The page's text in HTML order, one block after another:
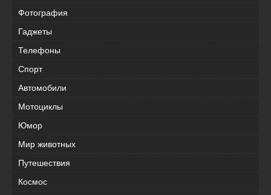
Фотография
Гаджеты
Телефоны
Спорт
Автомобили
Мотоциклы
Юмор
Мир животных
Путешествия
Космос